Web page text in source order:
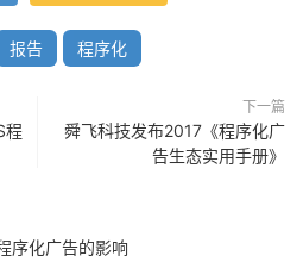
报告 程序化
程
下一篇
舜飞科技发布2017《程序化广
告生态实用手册》
序化广告的影响